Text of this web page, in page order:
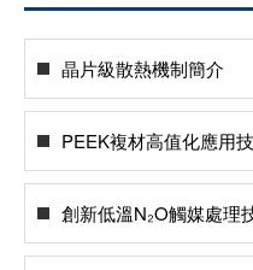
晶片級散熱機制簡介
PEEK複材高值化應用
創新低溫N₂O觸媒處理